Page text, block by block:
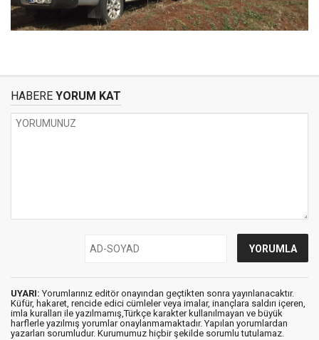
HABERE YORUM KAT
UYARI: Yorumlarınız editör onayından geçtikten sonra yayınlanacaktır.
Küfür, hakaret, rencide edici cümleler veya imalar, inançlara saldırı içeren,
imla kuralları ile yazılmamış,Türkçe karakter kullanılmayan ve büyük
harflerle yazılmış yorumlar onaylanmamaktadır. Yapılan yorumlardan
yazarları sorumludur. Kurumumuz hiçbir şekilde sorumlu tutulamaz.